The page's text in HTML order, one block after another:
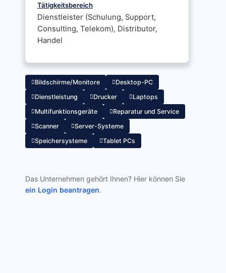
Tätigkeitsbereich
Dienstleister (Schulung, Support,
Consulting, Telekom), Distributor,
Handel
Bildschirme/Monitore
Desktop-PC
Dienstleistung
Drucker
Laptops
Multifunktionsgeräte
Reparatur und Service
Scanner
Server-Systeme
Speichersysteme
Tablet PCs
Das Unternehmen gehört Ihnen? Hier können Sie
ein Login beantragen.